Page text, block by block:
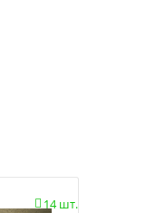
14 шт.
